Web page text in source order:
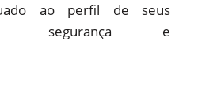
ao perfil de seus
segurança e